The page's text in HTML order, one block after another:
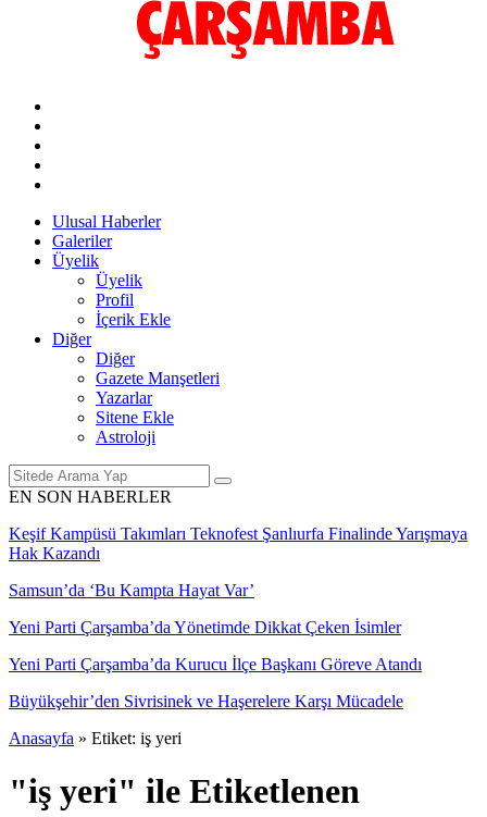
Ulusal Haberler
Galeriler
Üyelik
Üyelik
Profil
İçerik Ekle
Diğer
Diğer
Gazete Manşetleri
Yazarlar
Sitene Ekle
Astroloji
EN SON HABERLER
Keşif Kampüsü Takımları Teknofest Şanlıurfa Finalinde Yarışmaya
Hak Kazandı
Samsun’da ‘Bu Kampta Hayat Var’
Yeni Parti Çarşamba’da Yönetimde Dikkat Çeken İsimler
Yeni Parti Çarşamba’da Kurucu İlçe Başkanı Göreve Atandı
Büyükşehir’den Sivrisinek ve Haşerelere Karşı Mücadele
Anasayfa » Etiket: iş yeri
"iş yeri" ile Etiketlenen